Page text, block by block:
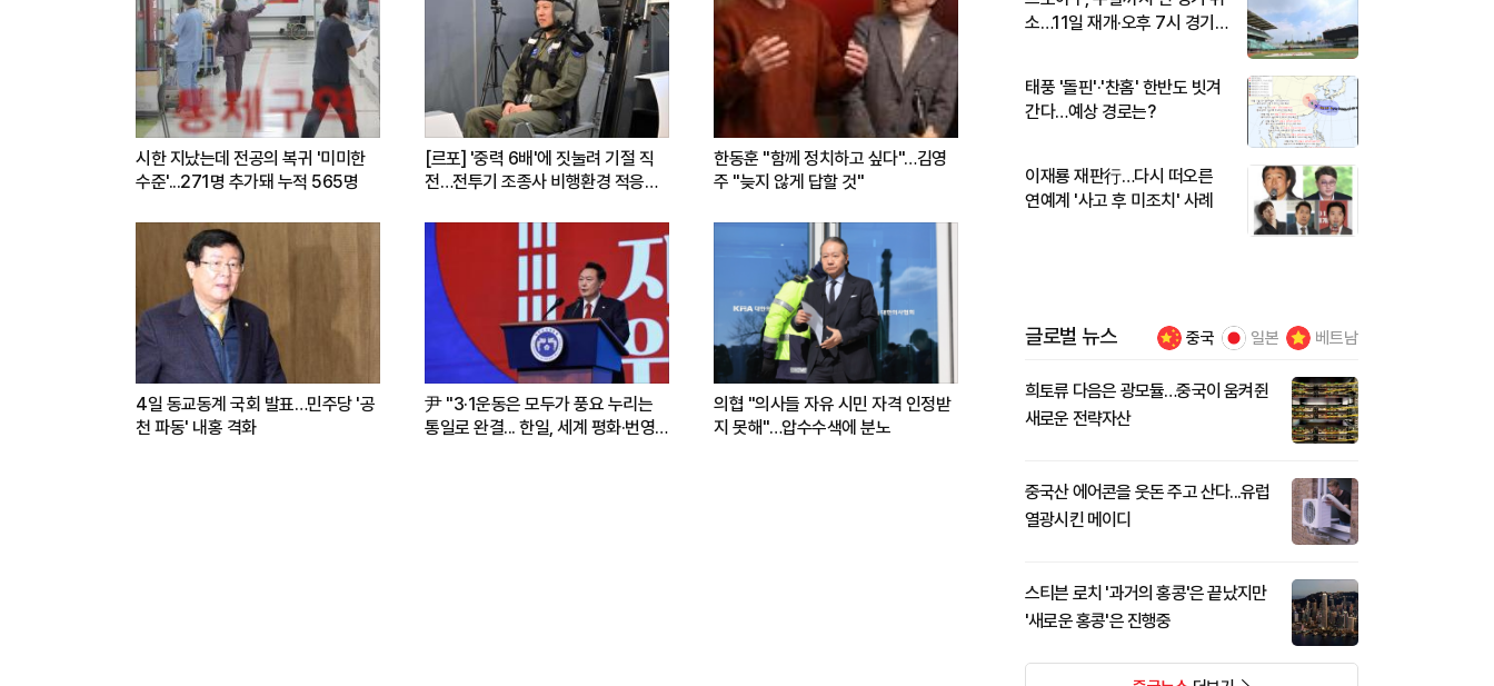
시한 지났는데 전공의 복귀 '미미한
수준'...271명 추가돼 누적 565명
[르포] '중력 6배'에 짓눌려 기절 직
전…전투기 조종사 비행환경 적응훈
한동훈 "함께 정치하고 싶다"…김영
주 "늦지 않게 답할 것"
4일 동교동계 국회 발표…민주당 '공
천 파동' 내홍 격화
尹 "3·1운동은 모두가 풍요 누리는
통일로 완결... 한일, 세계 평화·번영
의협 "의사들 자유 시민 자격 인정받
지 못해"…압수수색에 분노
소…11일 재개·오후 7시 경기
태풍 '돌핀'·'찬홈' 한반도 빗겨
간다…예상 경로는?
이재룡 재판行…다시 떠오른
연예계 '사고 후 미조치' 사례
글로벌 뉴스 중국 일본 베트남
희토류 다음은 광모듈…중국이 움켜쥔
새로운 전략자산
중국산 에어콘을 웃돈 주고 산다...유럽
열광시킨 메이디
스티븐 로치 '과거의 홍콩'은 끝났지만
'새로운 홍콩'은 진행중